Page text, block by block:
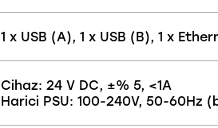
1 x USB (A), 1 x USB (B), 1 x
Cihaz: 24 V DC, ±% 5, <1A
Harici PSU: 100-240V, 50-60Hz